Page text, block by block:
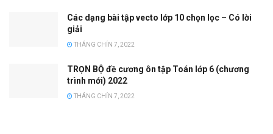
Các dạng bài tập vecto lớp 10 chọn lọc – Có lời
giải
THÁNG CHÍN 7, 2022
TRỌN BỘ đề cương ôn tập Toán lớp 6 (chương
trình mới) 2022
THÁNG CHÍN 7, 2022